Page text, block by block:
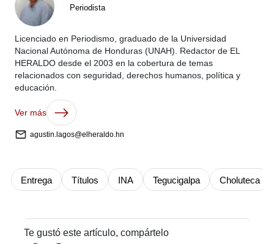
Periodista
Licenciado en Periodismo, graduado de la Universidad
Nacional Autónoma de Honduras (UNAH). Redactor de EL
HERALDO desde el 2003 en la cobertura de temas
relacionados con seguridad, derechos humanos, política y
educación.
Ver más
agustin.lagos@elheraldo.hn
Entrega Títulos INA Tegucigalpa Choluteca
Te gustó este artículo, compártelo